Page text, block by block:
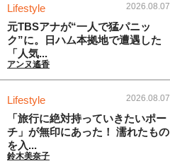
Lifestyle 2026.08.07
元TBSアナが“一人で猛パニッ
ク”に。日ハム本拠地で遭遇した
「人気...
アンヌ遙香
Lifestyle 2026.08.07
「旅行に絶対持っていきたいポー
チ」が無印にあった！ 濡れたもの
を入...
鈴木美奈子